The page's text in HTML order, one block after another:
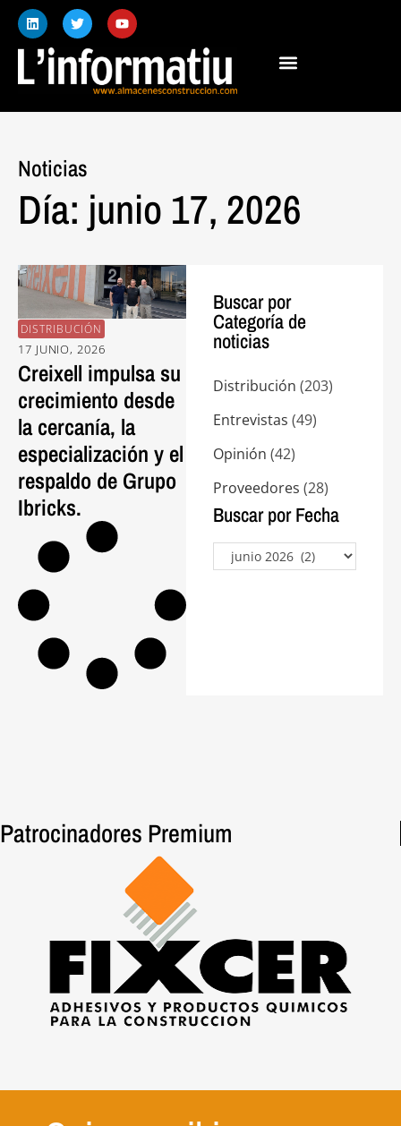
Noticias
Día: junio 17, 2026
DISTRIBUCIÓN
17 JUNIO, 2026
Creixell impulsa su
crecimiento desde
la cercanía, la
especialización y el
respaldo de Grupo
Ibricks.
Buscar por
Categoría de
noticias
Distribución (203)
Entrevistas (49)
Opinión (42)
Proveedores (28)
Buscar por Fecha
Patrocinadores Premium